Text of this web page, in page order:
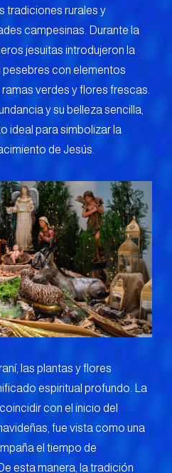
tradiciones rurales y
campesinas. Durante la
jesuitas introdujeron la
con elementos
verdes y flores frescas.
y su belleza sencilla,
ideal para simbolizar la
de Jesús.
las plantas y flores
espiritual profundo. La
con el inicio del
fue vista como una
el tiempo de
esta manera, la tradición